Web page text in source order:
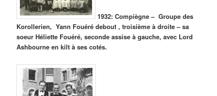
1932: Compiègne – Groupe des
Korollerien, Yann Fouéré debout , troisième à droite – sa
soeur Héliette Fouéré, seconde assise à gauche, avec Lord
Ashbourne en kilt à ses cotés.